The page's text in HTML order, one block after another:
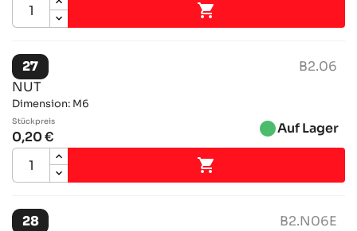

27
B2.06
NUT
Dimension: M6
Stückpreis
0,20 € brightness_1Auf Lager

28
B2.N06E